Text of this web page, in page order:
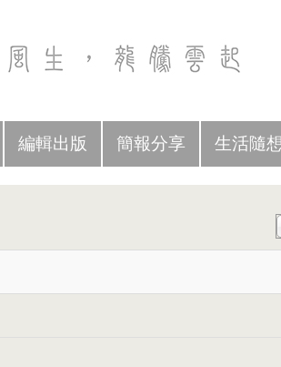
編輯出版 簡報分享 生活隨想